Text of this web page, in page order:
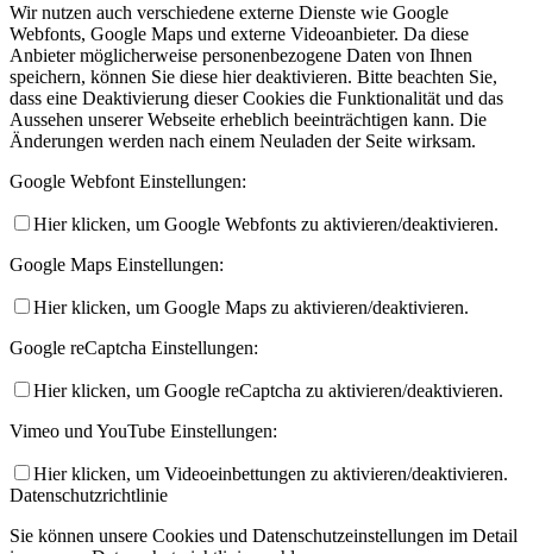
Wir nutzen auch verschiedene externe Dienste wie Google
Webfonts, Google Maps und externe Videoanbieter. Da diese
Anbieter möglicherweise personenbezogene Daten von Ihnen
speichern, können Sie diese hier deaktivieren. Bitte beachten Sie,
dass eine Deaktivierung dieser Cookies die Funktionalität und das
Aussehen unserer Webseite erheblich beeinträchtigen kann. Die
Änderungen werden nach einem Neuladen der Seite wirksam.
Google Webfont Einstellungen:
Hier klicken, um Google Webfonts zu aktivieren/deaktivieren.
Google Maps Einstellungen:
Hier klicken, um Google Maps zu aktivieren/deaktivieren.
Google reCaptcha Einstellungen:
Hier klicken, um Google reCaptcha zu aktivieren/deaktivieren.
Vimeo und YouTube Einstellungen:
Hier klicken, um Videoeinbettungen zu aktivieren/deaktivieren.
Datenschutzrichtlinie
Sie können unsere Cookies und Datenschutzeinstellungen im Detail